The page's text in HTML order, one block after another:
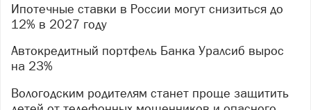
Ипотечные ставки в России могут снизиться до
12% в 2027 году
Автокредитный портфель Банка Уралсиб вырос
на 23%
Вологодским родителям станет проще защитить